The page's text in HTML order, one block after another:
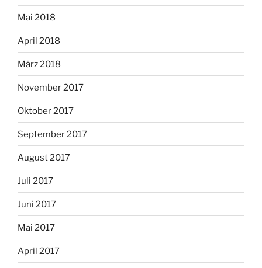
Mai 2018
April 2018
März 2018
November 2017
Oktober 2017
September 2017
August 2017
Juli 2017
Juni 2017
Mai 2017
April 2017